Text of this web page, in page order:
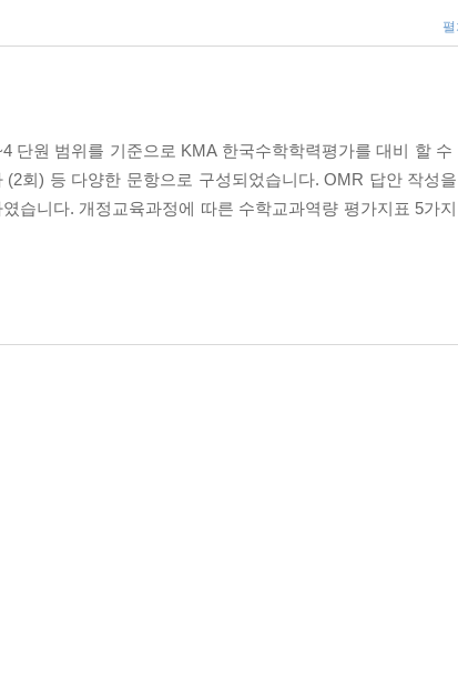
펼
단원 범위를 기준으로 KMA 한국수학학력평가를 대비 할 수
회) 등 다양한 문항으로 구성되었습니다. OMR 답안 작성
습니다. 개정교육과정에 따른 수학교과역량 평가지표 5가